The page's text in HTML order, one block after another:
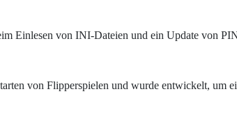
Einlesen von INI-Dateien und ein Update von
von Flipperspielen und wurde entwickelt, um